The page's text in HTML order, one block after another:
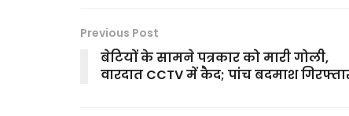
Previous Post
बेटियों के सामने पत्रकार को मारी गोली,
वारदात CCTV में कैद; पांच बदमाश